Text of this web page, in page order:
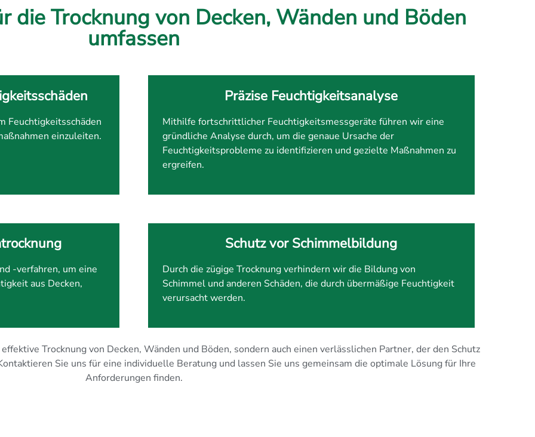
die Trocknung von Decken, Wänden und Böden
umfassen
Feuchtigkeitsschäden
einzuleiten.
Präzise Feuchtigkeitsanalyse
Mithilfe fortschrittlicher Feuchtigkeitsmessgeräte führen wir eine
gründliche Analyse durch, um die genaue Ursache der
Feuchtigkeitsprobleme zu identifizieren und gezielte Maßnahmen zu
ergreifen.
-verfahren, um eine
aus Decken,
Schutz vor Schimmelbildung
Durch die zügige Trocknung verhindern wir die Bildung von
Schimmel und anderen Schäden, die durch übermäßige Feuchtigkeit
verursacht werden.
Trocknung von Decken, Wänden und Böden, sondern auch einen verlässlichen Partner, der den Schutz
Sie uns für eine individuelle Beratung und lassen Sie uns gemeinsam die optimale Lösung für Ihre
Anforderungen finden.